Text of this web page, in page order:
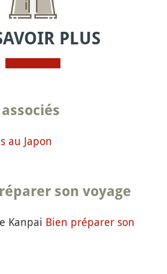
PLUS
au Japon
son voyage
Kanpai Bien préparer son